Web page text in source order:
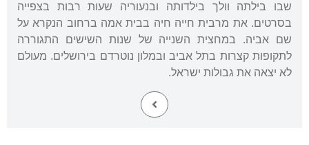
שבו בילתה וולך בילדותה ובנעוריה שעות רבות בצפייה
בסרטים. את מרבית חייה חיה בבית אמה ברחוב הנקרא על
שם אביה. במחצית השנייה של שנות השישים התגוררה
לתקופות קצרות בתל אביב ובמלון נוטרדם בירושלים. מעולם
לא יצאה את גבולות ישראל.